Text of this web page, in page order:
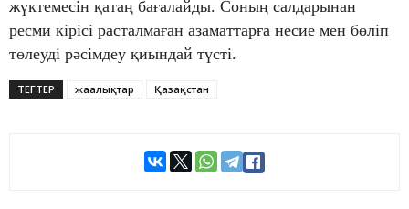
жүктемесін қатаң бағалайды. Соның салдарынан
ресми кірісі расталмаған азаматтарға несие мен бөліп
төлеуді рәсімдеу қиындай түсті.
ТЕГТЕР жаңалықтар Қазақстан